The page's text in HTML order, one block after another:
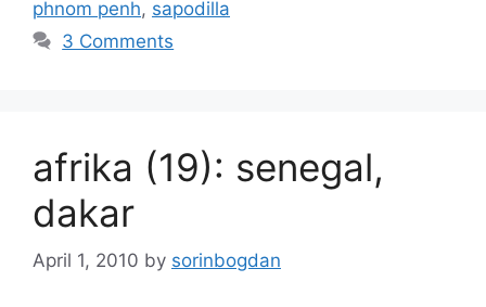
phnom penh, sapodilla
3 Comments
afrika (19): senegal,
dakar
April 1, 2010 by sorinbogdan